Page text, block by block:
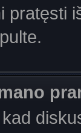
pratęsti